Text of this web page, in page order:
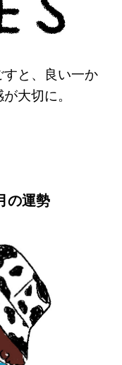
と、良い一か
大切に。
の運勢